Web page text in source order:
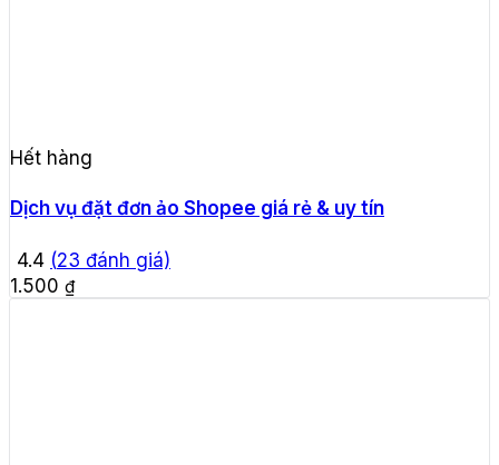
Hết hàng
Dịch vụ đặt đơn ảo Shopee giá rẻ & uy tín
4.4 (23 đánh giá)
1.500 ₫